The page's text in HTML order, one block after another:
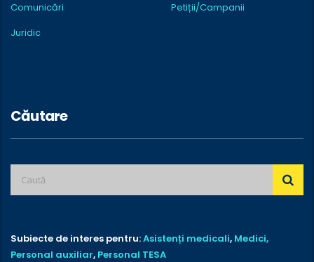
Comunicări
Petiții/Campanii
Juridic
Căutare
Subiecte de interes pentru:Asistenți medicali, Medici,
Personal auxiliar, Personal TESA